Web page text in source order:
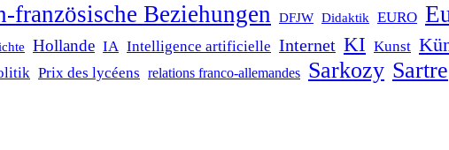
französische Beziehungen DFJW Didaktik EURO
Hollande IA Intelligence artificielle Internet KI Kunst
Prix des lycéens relations franco-allemandes Sarkozy Sartre